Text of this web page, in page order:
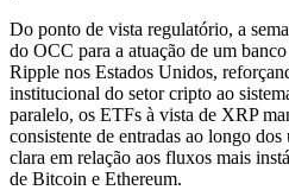
Do ponto de vista regulatório, a
do OCC para a atuação de um
Ripple nos Estados Unidos,
institucional do setor cripto ao
paralelo, os ETFs à vista de XRP
consistente de entradas ao longo
clara em relação aos fluxos mais
de Bitcoin e Ethereum.